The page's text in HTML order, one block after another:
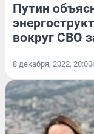
Путин
вокруг СВО
8 декабря, 2022, 20:00